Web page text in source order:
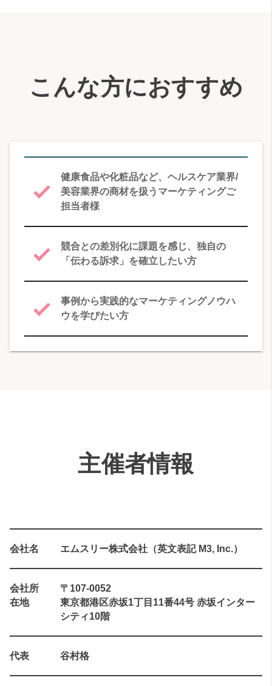
こんな方におすすめ
健康食品や化粧品など、ヘルスケア業界/
美容業界の商材を扱うマーケティングご
担当者様
競合との差別化に課題を感じ、独自の
「伝わる訴求」を確立したい方
事例から実践的なマーケティングノウハ
ウを学びたい方
主催者情報
会社名 エムスリー株式会社（英文表記 M3, Inc.）
会社所
在地
〒107-0052
東京都港区赤坂1丁目11番44号 赤坂インター
シティ10階
代表 谷村格